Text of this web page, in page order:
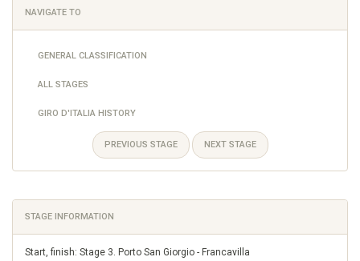
NAVIGATE TO
GENERAL CLASSIFICATION
ALL STAGES
GIRO D'ITALIA HISTORY
PREVIOUS STAGE NEXT STAGE
STAGE INFORMATION
Start, finish: Stage 3. Porto San Giorgio - Francavilla